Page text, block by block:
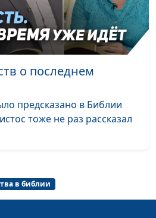
Андрей Довгель,
священнослужитель
#368
Андрей Довгель,
священнослужитель
священнослужитель,
доктор богословия
доктор богословия
Евгений Зайцев,
#364
о последнем
предсказано в Библии
тоже не раз рассказал
в библии